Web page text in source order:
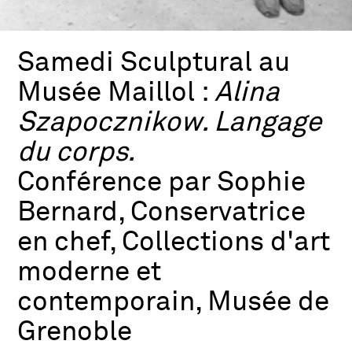
Samedi Sculptural au
Musée Maillol :Alina
Szapocznikow. Langage
du corps.
Conférence par Sophie
Bernard, Conservatrice
en chef, Collections d'art
moderne et
contemporain, Musée de
Grenoble